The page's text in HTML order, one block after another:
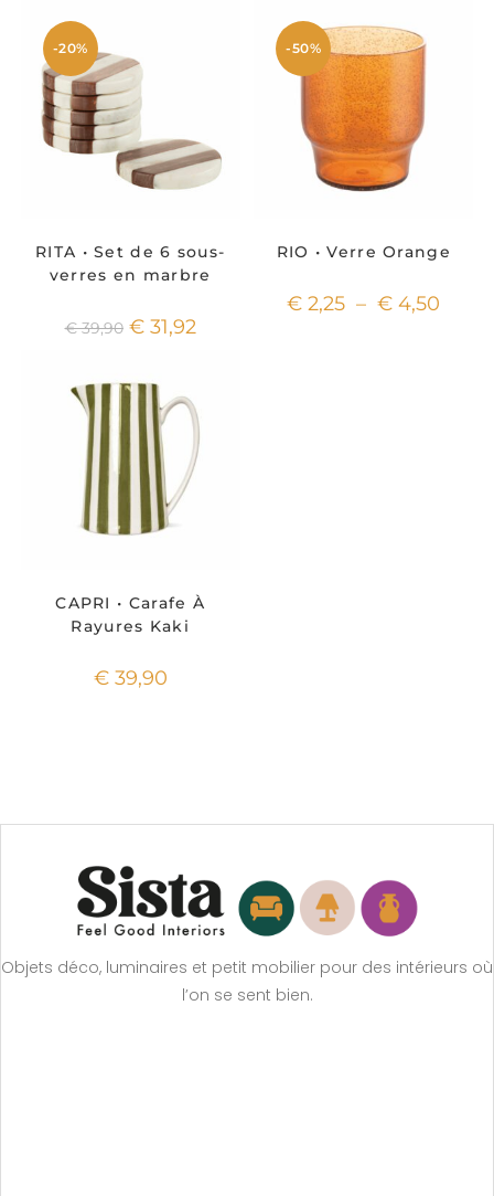
-20%
RITA • Set de 6 sous-
verres en marbre
€39,90 €31,92
-50%
RIO • Verre Orange
€ 2,25 – € 4,50
CAPRI • Carafe À
Rayures Kaki
€39,90
Objets déco, luminaires et petit mobilier pour des intérieurs où
l’on se sent bien.